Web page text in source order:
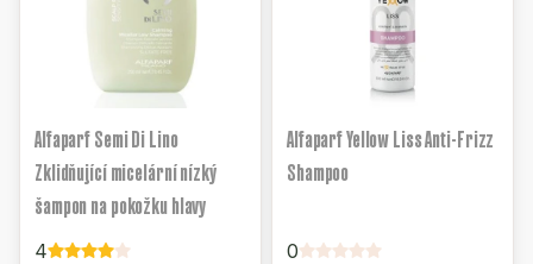
Alfaparf Semi Di Lino
Zklidňující micelární nízký
šampon na pokožku hlavy
4
Alfaparf Yellow Liss Anti-Frizz
Shampoo
0